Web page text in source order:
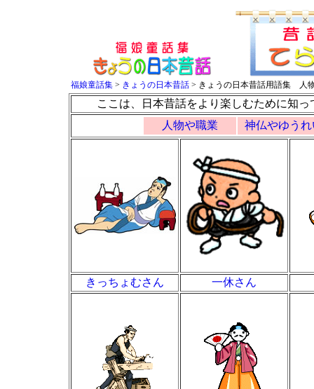
福娘童話集 > きょうの日本昔話 > きょうの日本昔話用語集 人
ここは、日本昔話をより楽しむために知
人物や職業
神仏やゆうれ
きっちょむさん 一休さん